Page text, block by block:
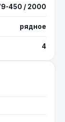
450 / 2000
рядное
4